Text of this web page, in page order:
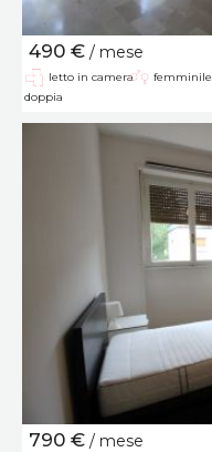
490 € / mese
letto in camera
doppia
femminile
790 € / mese